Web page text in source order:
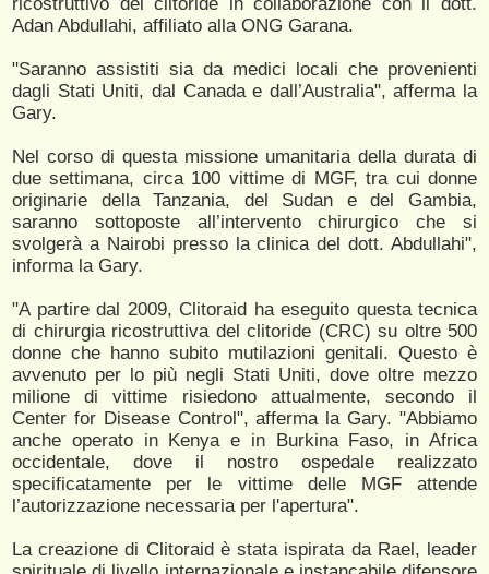
Adan Abdullahi, affiliato alla ONG Garana.
"Saranno assistiti sia da medici locali che provenienti
dagli Stati Uniti, dal Canada e dall’Australia", afferma la
Gary.
Nel corso di questa missione umanitaria della durata di
due settimana, circa 100 vittime di MGF, tra cui donne
originarie della Tanzania, del Sudan e del Gambia,
saranno sottoposte all’intervento chirurgico che si
svolgerà a Nairobi presso la clinica del dott. Abdullahi",
informa la Gary.
"A partire dal 2009, Clitoraid ha eseguito questa tecnica
di chirurgia ricostruttiva del clitoride (CRC) su oltre 500
donne che hanno subito mutilazioni genitali. Questo è
avvenuto per lo più negli Stati Uniti, dove oltre mezzo
milione di vittime risiedono attualmente, secondo il
Center for Disease Control", afferma la Gary. "Abbiamo
anche operato in Kenya e in Burkina Faso, in Africa
occidentale, dove il nostro ospedale realizzato
specificatamente per le vittime delle MGF attende
l’autorizzazione necessaria per l'apertura".
La creazione di Clitoraid è stata ispirata da Rael, leader